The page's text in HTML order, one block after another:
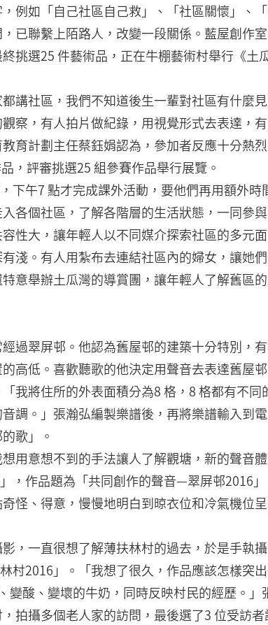
例如「自己社區自己救」、「社區關懷」、
已聯繫上陌路人，改變一段關係。藍屋創作
挑選25 件藝術品，正在牛棚藝術村舉行《土
講社區，我們不知道後生一輩對社區有什麼
察，有人拍片做紀錄，用視覺形式去表達
育計劃主任蔡鈺娟認為，參加者反應十分熱
，評審挑選25 組參賽作品舉行展覽。
下午7 點才完成課外活動，要他們再用額外
各個社區，了解各階層的生活狀態，一同參
性大，讓年輕人以不同媒介探索社區的多元
淺。有人用紮布去連結社區內的婦女，讓她
意舉辦土瓜灣的導賞團，讓年輕人了解舊區
過翠屏邨。他認為舊屋邨的建築十分特別，
高低。喜歡聽歌的他決定用聲音去表達舊屋
我將住所的外表面積分為8 格，8 格都有不
調。」張瀚弘編製樂譜後，再將樂譜輸入到
歌」。
用意想不到的手法讓人了解觀塘，新的聲音
，作品題為「共同創作的聲音—翠屏邨2016
怪、得意，慢慢地明白到晾衣位和冷氣機位
，一直很想了解薄扶林村的過去，於是手執
村2016」。「我想了很久，作品應該怎樣突
變酸、變壞的牛奶，同時反映村民的經歷。
拍攝多個老人家的訪問，最後選了3 位受訪